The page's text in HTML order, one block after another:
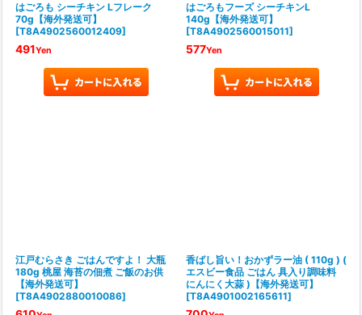
はごろも シーチキン Lフレーク
70g【海外発送可】
[T8A4902560012409]
491Yen
はごろもフーズ シーチキンL
140g【海外発送可】
[T8A4902560015011]
577Yen
江戸むらさき ごはんですよ！ 大瓶
180g 桃屋 海苔の佃煮 ご飯のお供
【海外発送可】
[T8A4902880010086]
香ばし旨い！おかずラー油 ( 110g ) (
エスビー食品 ごはん 具入り調味料
にんにく大蒜 )【海外発送可】
[T8A4901002165611]